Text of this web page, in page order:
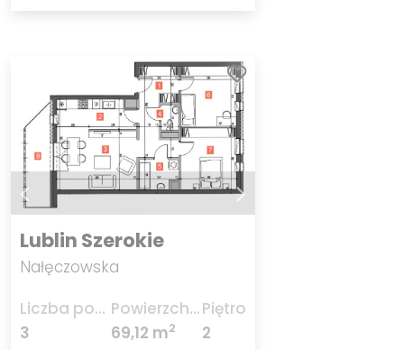
Lublin Szerokie
Nałęczowska
Liczba pokoi
3
Powierzchnia
69,12 m2
Piętro
2